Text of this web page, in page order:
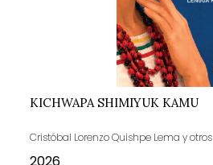
KICHWAPA SHIMIYUK KAMU
Cristóbal Lorenzo Quishpe Lema y otros